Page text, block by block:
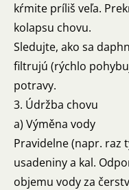
kŕmite príliš veľa.
kolapsu chovu.
Sledujte, ako sa
filtrujú (rýchlo
potravy.
3. Údržba chovu
a) Výměna vody
Pravidelne (napr. raz
usadeniny a kal.
objemu vody za